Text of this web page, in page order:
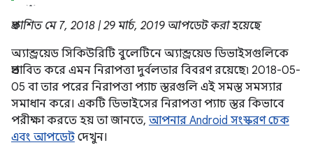
প্রকাশিত মে 7, 2018 | 29 মার্চ, 2019 আপডেট করা হয়েছে
অ্যান্ড্রয়েড সিকিউরিটি বুলেটিনে অ্যান্ড্রয়েড ডিভাইসগুলিকে
প্রভাবিত করে এমন নিরাপত্তা দুর্বলতার বিবরণ রয়েছে৷ 2018-05-
05 বা তার পরের নিরাপত্তা প্যাচ স্তরগুলি এই সমস্ত সমস্যার
সমাধান করে। একটি ডিভাইসের নিরাপত্তা প্যাচ স্তর কিভাবে
পরীক্ষা করতে হয় তা জানতে, আপনার Android সংস্করণ চেক
এবং আপডেট দেখুন।